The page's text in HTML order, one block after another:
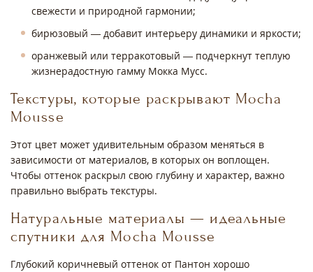
свежести и природной гармонии;
бирюзовый — добавит интерьеру динамики и яркости;
оранжевый или терракотовый — подчеркнут теплую
жизнерадостную гамму Мокка Мусс.
Текстуры, которые раскрывают Mocha
Mousse
Этот цвет может удивительным образом меняться в
зависимости от материалов, в которых он воплощен.
Чтобы оттенок раскрыл свою глубину и характер, важно
правильно выбрать текстуры.
Натуральные материалы — идеальные
спутники для Mocha Mousse
Глубокий коричневый оттенок от Пантон хорошо